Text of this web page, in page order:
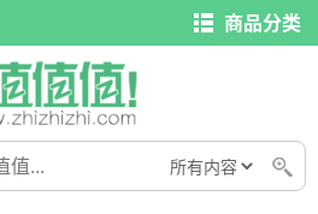
商品分类